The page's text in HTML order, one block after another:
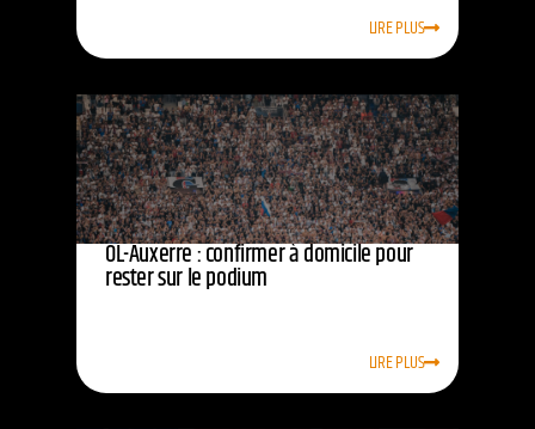
LIRE PLUS
OL-Auxerre : confirmer à domicile pour
rester sur le podium
LIRE PLUS